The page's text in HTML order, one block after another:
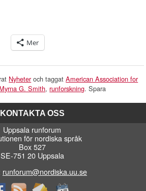
Mer
Nyheteroch taggatAmerican Association for
Myrna G. Smith,runforskning. Spara
KONTAKTA OSS
Uppsala runforum
för nordiska språk
Box 527
SE-751 20 Uppsala
runforum@nordiska.uu.se